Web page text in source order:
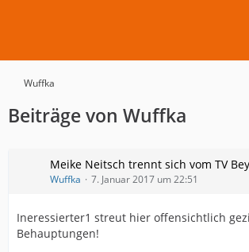
Wuffka
Beiträge von Wuffka
Meike Neitsch trennt sich vom TV
Wuffka 7. Januar 2017 um 22:51
Ineressierter1 streut hier offensichtlich
Behauptungen!